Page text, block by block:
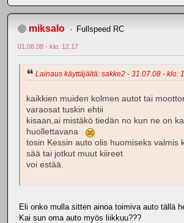
miksalo Fullspeed RC
01.08.08 - klo: 12.17
Lainaus käyttäjältä: sakke2 - 31.07.08 - klo:
kaikkien muiden kolmen autot tai
varaosat tuskin ehtii
kisaan,ai mistäkö tiedän no kun ne on
huollettavana
tosin Kessin auto olis huomiseks valmis
sää tai jotkut muut kiireet
voi estää.
Eli onko mulla sitten ainoa toimiva auto tällä
Kai sun oma auto myös liikkuu???